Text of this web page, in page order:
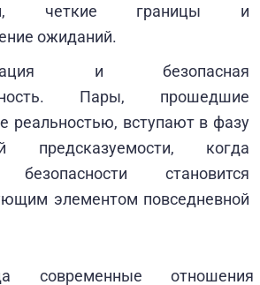
четкие границы и
ожиданий.
и безопасная
Пары, прошедшие
реальностью, вступают в фазу
предсказуемости, когда
безопасности становится
элементом повседневной
современные отношения